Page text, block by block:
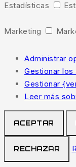
Estadísticas
Marketing
Administrar
Gestionar los
Gestionar
Leer más
ACEPTAR
RECHAZAR